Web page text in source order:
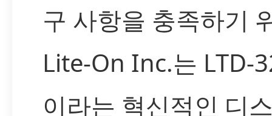
구 사항을 충족하기
Lite-On Inc.는 LTD-
이라는 혁신적인 디